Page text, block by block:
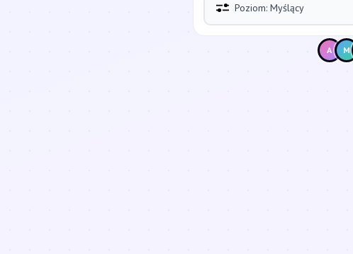
Poziom: Myślący
A M